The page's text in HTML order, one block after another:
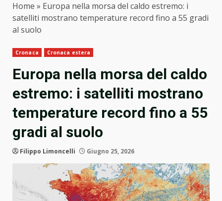
Home » Europa nella morsa del caldo estremo: i
satelliti mostrano temperature record fino a 55 gradi
al suolo
Cronaca Cronaca estera
Europa nella morsa del caldo
estremo: i satelliti mostrano
temperature record fino a 55
gradi al suolo
Filippo Limoncelli Giugno 25, 2026